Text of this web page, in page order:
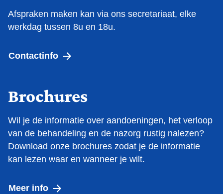
Afspraken maken kan via ons secretariaat, elke
werkdag tussen 8u en 18u.
Contactinfo
Brochures
Wil je de informatie over aandoeningen, het verloop
van de behandeling en de nazorg rustig nalezen?
Download onze brochures zodat je de informatie
kan lezen waar en wanneer je wilt.
Meer info